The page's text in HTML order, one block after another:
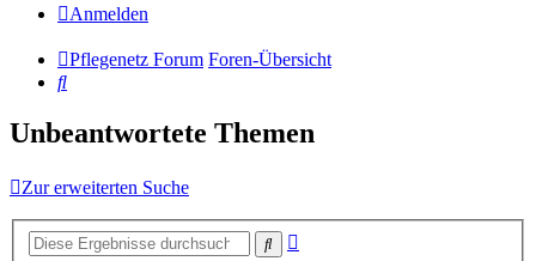
Anmelden
Pflegenetz Forum Foren-Übersicht
Suche
Unbeantwortete Themen
Zur erweiterten Suche
Suche